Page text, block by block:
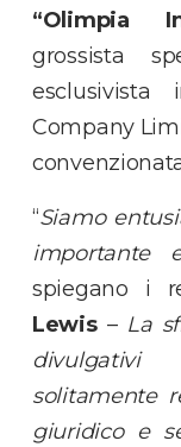
“Olimpia
grossista
Company
“Siamo
importante
spiegano i
Lewis– La
solitamente
giuridico e